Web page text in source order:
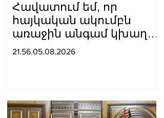
Հավատում եմ, որ
հայկական ակումբն
առաջին անգամ կխաղա
ՉԼ հիմնական փուլում.
21.56.05.08.2026